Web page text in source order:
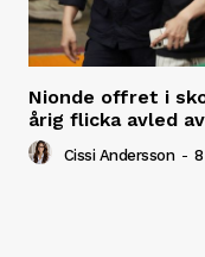
Nionde offret i
årig flicka avled
Cissi Andersson -